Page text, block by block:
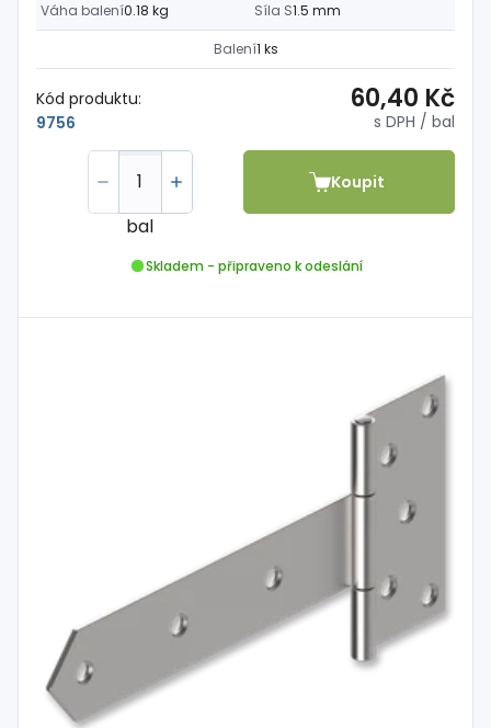
Váha balení0.18 kg Síla S1.5 mm
Balení1 ks
Kód produktu:
9756
60,40 Kč
s DPH / bal
bal
Koupit
Skladem - připraveno k odeslání